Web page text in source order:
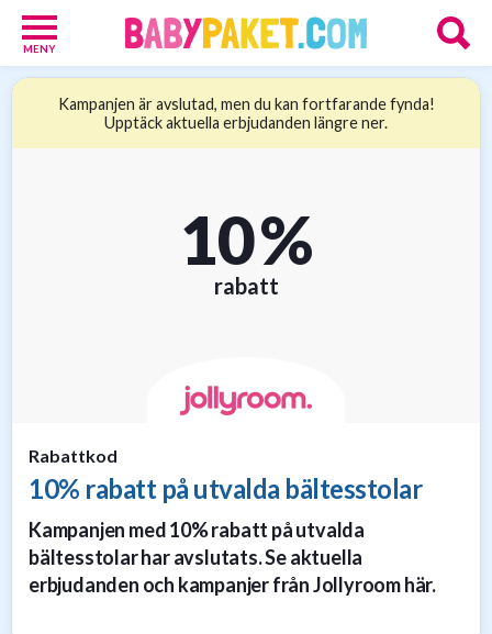
MENY
Kampanjen är avslutad, men du kan fortfarande fynda!
Upptäck aktuella erbjudanden längre ner.
10 %
rabatt
Rabattkod
10% rabatt på utvalda bältesstolar
Kampanjen med 10% rabatt på utvalda
bältesstolar har avslutats. Se aktuella
erbjudanden och kampanjer från Jollyroom här.
Föräldrar